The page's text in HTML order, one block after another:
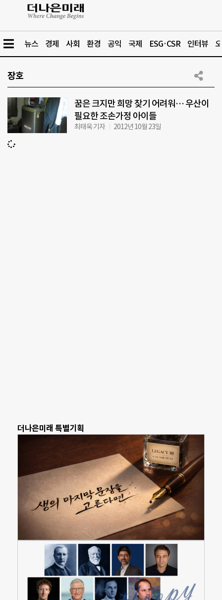
뉴스 경제 사회 환경 공익 국제 ESG·CSR 인터뷰
장호
꿈은 크지만 희망 찾기 어려워… 우산이
필요한 조손가정 아이들
최태욱 기자 2012년 10월 23일
더나은미래 특별기획